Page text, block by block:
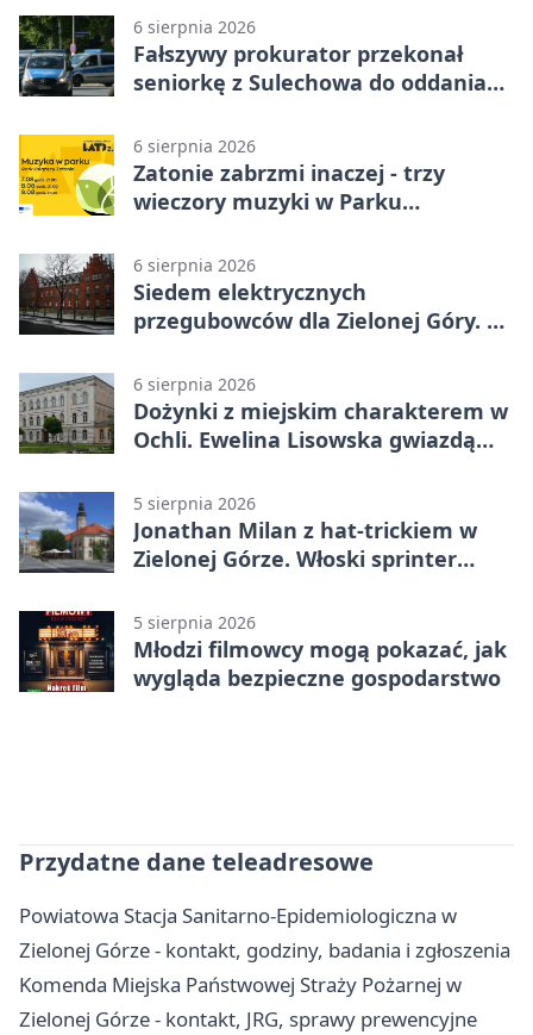
6 sierpnia 2026
Fałszywy prokurator przekonał
seniorkę z Sulechowa do oddania
6 sierpnia 2026
Zatonie zabrzmi inaczej - trzy
wieczory muzyki w Parku
6 sierpnia 2026
Siedem elektrycznych
przegubowców dla Zielonej Góry. To
6 sierpnia 2026
Dożynki z miejskim charakterem w
Ochli. Ewelina Lisowska gwiazdą
5 sierpnia 2026
Jonathan Milan z hat-trickiem w
Zielonej Górze. Włoski sprinter
5 sierpnia 2026
Młodzi filmowcy mogą pokazać, jak
wygląda bezpieczne gospodarstwo
Przydatne dane teleadresowe
Powiatowa Stacja Sanitarno-Epidemiologiczna w
Zielonej Górze - kontakt, godziny, badania i zgłoszenia
Komenda Miejska Państwowej Straży Pożarnej w
Zielonej Górze - kontakt, JRG, sprawy prewencyjne